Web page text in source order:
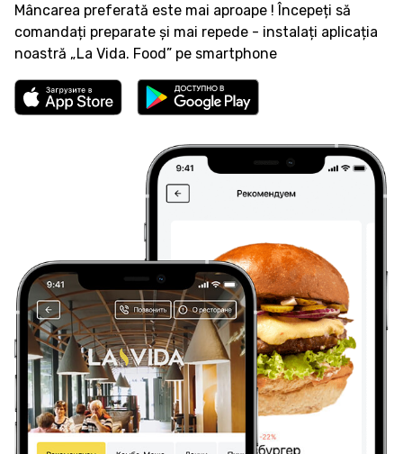
Mâncarea preferată este mai aproape ! Începeți să
comandați preparate și mai repede - instalați aplicația
noastră „La Vida. Food” pe smartphone